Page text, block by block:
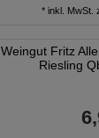
* inkl. MwSt.
Weingut Fritz
Riesling